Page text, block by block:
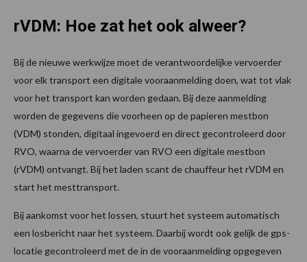
rVDM: Hoe zat het ook alweer?
Bij de nieuwe werkwijze moet de verantwoordelijke vervoerder
voor elk transport een digitale vooraanmelding doen, wat tot vlak
voor het transport kan worden gedaan. Bij deze aanmelding
worden de gegevens die voorheen op de papieren mestbon
(VDM) stonden, digitaal ingevoerd en direct gecontroleerd door
RVO, waarna de vervoerder van RVO een digitale mestbon
(rVDM) ontvangt. Bij het laden scant de chauffeur het rVDM en
start het mesttransport.
Bij aankomst voor het lossen, stuurt het systeem automatisch
een losbericht naar het systeem. Daarbij wordt ook gelijk de gps-
locatie gecontroleerd met de in de vooraanmelding opgegeven